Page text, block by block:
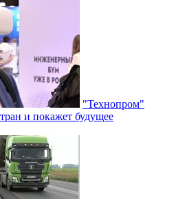
"Технопром"
и покажет будущее